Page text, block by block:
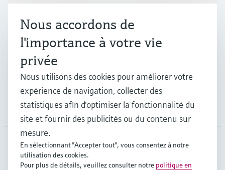
Industries
Support
Société
CHE•Français
Nous accordons de
l'importance à votre vie
privée
Nous utilisons des cookies pour améliorer votre
expérience de navigation, collecter des
statistiques afin d'optimiser la fonctionnalité du
site et fournir des publicités ou du contenu sur
mesure.
En sélectionnant "Accepter tout", vous consentez à notre
utilisation des cookies.
Pour plus de détails, veuillez consulter notre politique en